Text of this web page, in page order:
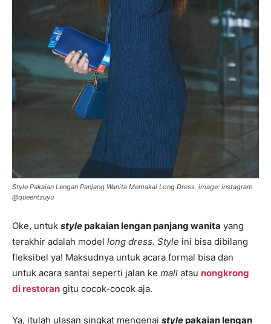
Style Pakaian Lengan Panjang Wanita Memakai Long Dress. image: instagram
@queentzuyu
Oke, untuk stylepakaian lengan panjang wanita yang
terakhir adalah model long dress. Style ini bisa dibilang
fleksibel ya! Maksudnya untuk acara formal bisa dan
untuk acara santai seperti jalan ke mall atau nongkrong
di restoran gitu cocok-cocok aja.
Ya, itulah ulasan singkat mengenai stylepakaian lengan